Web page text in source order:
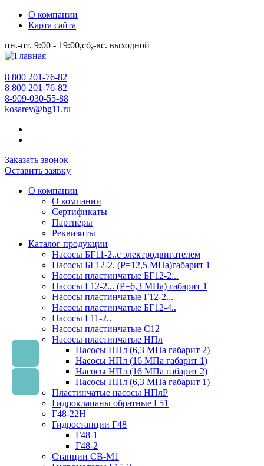
О компании
Карта сайта
пн.-пт. 9:00 - 19:00,сб,-вс. выходной
8 800 201-76-82
8 800 201-76-82
8-909-030-55-88
kosarev@bg11.ru
Заказать звонок
Оставить заявку
О компании
О компании
Сертификаты
Партнеры
Реквизиты
Каталог продукции
Насосы БГ11-2..с электродвигателем
Насосы БГ12-2. (Р=12,5 МПа)габарит 1
Насосы пластинчатые БГ12-2...
Насосы Г12-2... (Р=6,3 МПа) габарит 1
Насосы пластинчатые Г12-2...
Насосы пластинчатые БГ12-4..
Насосы Г11-2..
Насосы пластинчатые С12
Насосы пластинчатые НПл
Насосы НПл (6,3 МПа габарит 2)
Насосы НПл (16 МПа габарит 1)
Насосы НПл (16 МПа габарит 2)
Насосы НПл (6,3 МПа габарит 1)
Пластинчатые насосы НПлР
Гидроклапаны обратные Г51
Г48-22Н
Гидростанции Г48
Г48-1
Г48-2
Станции СВ-М1